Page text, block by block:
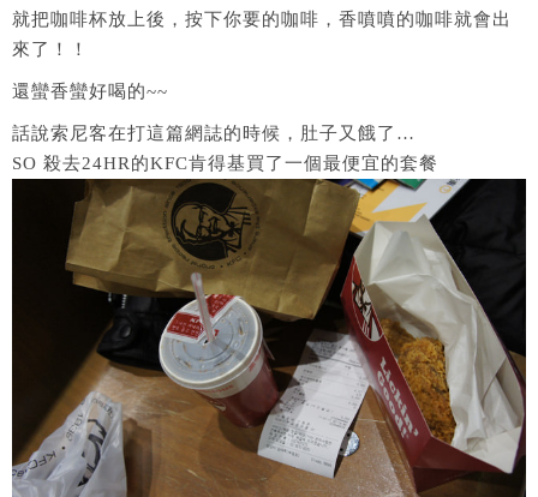
就把咖啡杯放上後，按下你要的咖啡，香噴噴的咖啡就會出
來了！！
還蠻香蠻好喝的~~
話說索尼客在打這篇網誌的時候，肚子又餓了…
SO 殺去24HR的KFC肯得基買了一個最便宜的套餐